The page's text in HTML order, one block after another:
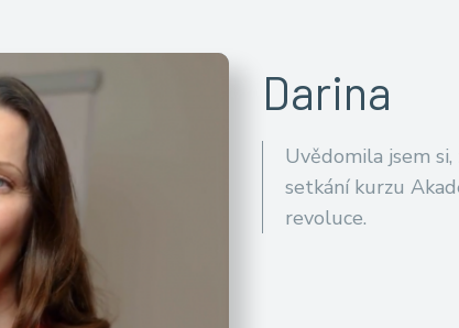
Darina
Uvědomila jsem
setkání kurzu
revoluce.